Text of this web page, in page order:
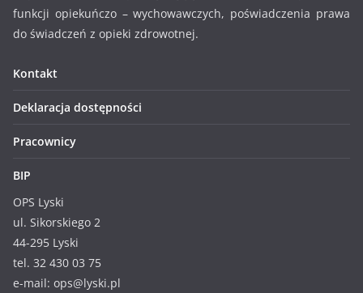
funkcji opiekuńczo – wychowawczych, poświadczenia prawa
do świadczeń z opieki zdrowotnej.
Kontakt
Deklaracja dostępności
Pracownicy
BIP
OPS Lyski
ul. Sikorskiego 2
44-295 Lyski
tel. 32 430 03 75
e-mail: ops@lyski.pl